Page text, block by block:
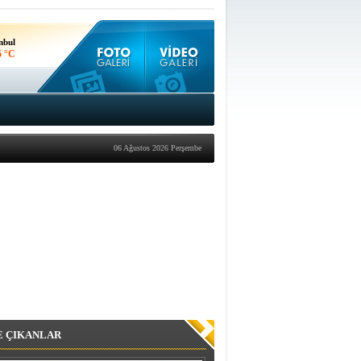
°C
06 Ağustos 2026 Perşembe
ÇIKANLAR